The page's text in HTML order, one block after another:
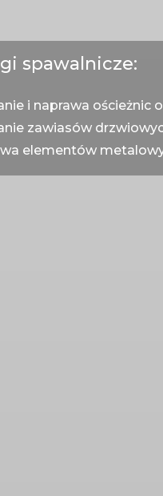
i naprawa ościeżnic
zawiasów
elementów
spawalnicze: